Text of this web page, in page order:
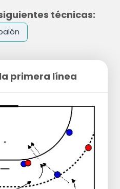
técnicas:
primera línea